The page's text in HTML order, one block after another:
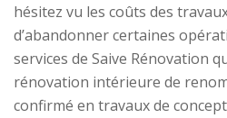
hésitez vu les coûts des
d’abandonner certaines
services de Saive Rénovation
rénovation intérieure de
confirmé en travaux de